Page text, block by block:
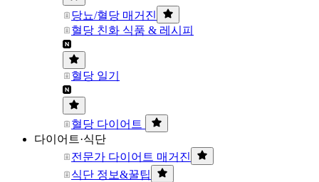
당뇨/혈당 매거진
혈당 친화 식품 & 레시피
혈당 일기
혈당 다이어트
다이어트·식단
전문가 다이어트 매거진
식단 정보&꿀팁